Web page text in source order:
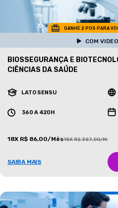
GANHE 2 POS PARA
COM
BIOSSEGURANÇA E
CIÊNCIAS DA SAÚDE
LATO SENSU
360 A 420H
18X R$ 86,00/Mês18X R$ 387,00/Mês
SAIBA MAIS